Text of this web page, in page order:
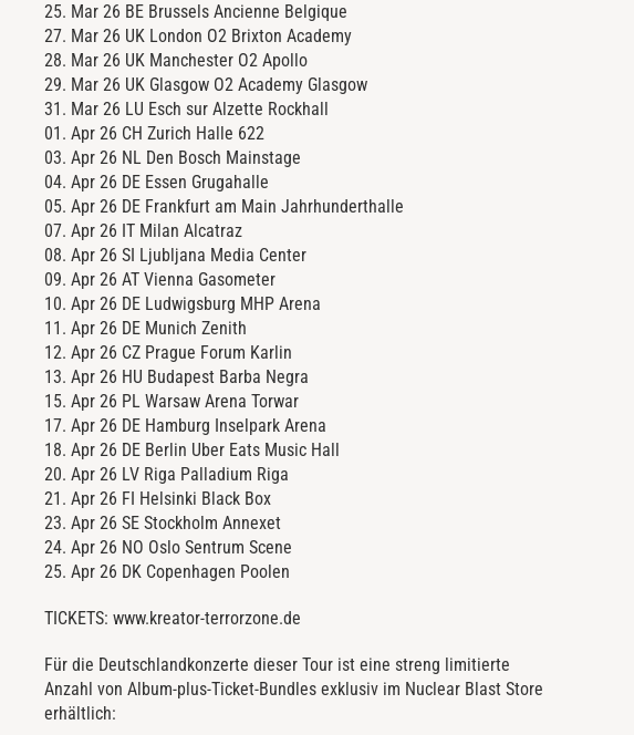
25. Mar 26 BE Brussels Ancienne Belgique
27. Mar 26 UK London O2 Brixton Academy
28. Mar 26 UK Manchester O2 Apollo
29. Mar 26 UK Glasgow O2 Academy Glasgow
31. Mar 26 LU Esch sur Alzette Rockhall
01. Apr 26 CH Zurich Halle 622
03. Apr 26 NL Den Bosch Mainstage
04. Apr 26 DE Essen Grugahalle
05. Apr 26 DE Frankfurt am Main Jahrhunderthalle
07. Apr 26 IT Milan Alcatraz
08. Apr 26 SI Ljubljana Media Center
09. Apr 26 AT Vienna Gasometer
10. Apr 26 DE Ludwigsburg MHP Arena
11. Apr 26 DE Munich Zenith
12. Apr 26 CZ Prague Forum Karlin
13. Apr 26 HU Budapest Barba Negra
15. Apr 26 PL Warsaw Arena Torwar
17. Apr 26 DE Hamburg Inselpark Arena
18. Apr 26 DE Berlin Uber Eats Music Hall
20. Apr 26 LV Riga Palladium Riga
21. Apr 26 FI Helsinki Black Box
23. Apr 26 SE Stockholm Annexet
24. Apr 26 NO Oslo Sentrum Scene
25. Apr 26 DK Copenhagen Poolen
TICKETS: www.kreator-terrorzone.de
Für die Deutschlandkonzerte dieser Tour ist eine streng limitierte
Anzahl von Album-plus-Ticket-Bundles exklusiv im Nuclear Blast Store
erhältlich: